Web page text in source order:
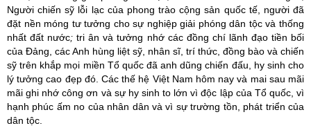
Người chiến sỹ lỗi lạc của phong trào cộng sản quốc tế, người đã
đặt nền móng tư tưởng cho sự nghiệp giải phóng dân tộc và thống
nhất đất nước; tri ân và tưởng nhớ các đồng chí lãnh đạo tiền bối
của Đảng, các Anh hùng liệt sỹ, nhân sĩ, trí thức, đồng bào và chiến
sỹ trên khắp mọi miền Tổ quốc đã anh dũng chiến đấu, hy sinh cho
lý tưởng cao đẹp đó. Các thế hệ Việt Nam hôm nay và mai sau mãi
mãi ghi nhớ công ơn và sự hy sinh to lớn vì độc lập của Tổ quốc, vì
hạnh phúc ấm no của nhân dân và vì sự trường tồn, phát triển của
dân tộc.